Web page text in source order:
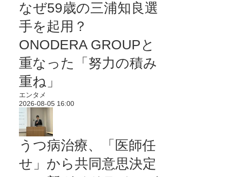
なぜ59歳の三浦知良選
手を起用？
ONODERA GROUPと
重なった「努力の積み
重ね」
エンタメ
2026-08-05 16:00
うつ病治療、「医師任
せ」から共同意思決定